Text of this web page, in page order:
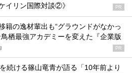
イリン国際対談②》
PR
籍の逸材輩出も“グラウンドがなかっ
栖最強アカデミーを変えた『企業版
PR
続ける篠山竜青が語る「10年前より